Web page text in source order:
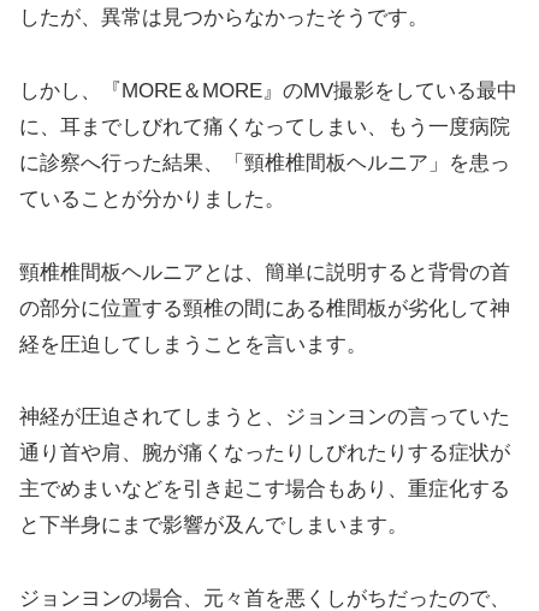
したが、異常は見つからなかったそうです。
しかし、『MORE＆MORE』のMV撮影をしている最中
に、耳までしびれて痛くなってしまい、もう一度病院
に診察へ行った結果、「頸椎椎間板ヘルニア」を患っ
ていることが分かりました。
頸椎椎間板ヘルニアとは、簡単に説明すると背骨の首
の部分に位置する頸椎の間にある椎間板が劣化して神
経を圧迫してしまうことを言います。
神経が圧迫されてしまうと、ジョンヨンの言っていた
通り首や肩、腕が痛くなったりしびれたりする症状が
主でめまいなどを引き起こす場合もあり、重症化する
と下半身にまで影響が及んでしまいます。
ジョンヨンの場合、元々首を悪くしがちだったので、